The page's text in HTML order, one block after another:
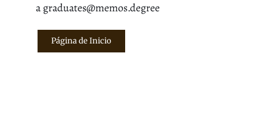
a graduates@memos.degree
Página de Inicio